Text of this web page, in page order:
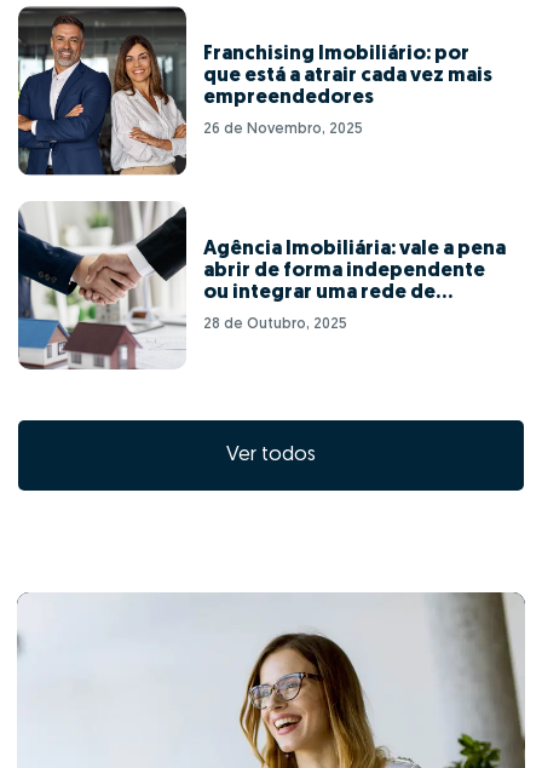
Franchising Imobiliário: por
que está a atrair cada vez mais
empreendedores
26 de Novembro, 2025
Agência Imobiliária: vale a pena
abrir de forma independente
ou integrar uma rede de
franchising?
28 de Outubro, 2025
Ver todos